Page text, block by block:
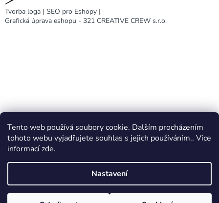
Tento web používá soubory cookie. Dalším procházením
tohoto webu vyjadřujete souhlas s jejich používáním.. Více
informacízde.
Nastavení
Tvorba loga | SEO pro Eshopy |
Grafická úprava eshopu - 321 CREATIVE CREW s.r.o.
DARA design
Vytvořil Shoptet